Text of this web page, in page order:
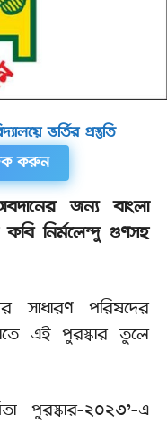
ভর্তির প্রস্তুতি
করুন
জন্য বাংলা
কবি নির্মলেন্দু গুণসহ
সাধারণ পরিষদের
এই পুরস্কার তুলে
পুরস্কার-২০২৩’-এ